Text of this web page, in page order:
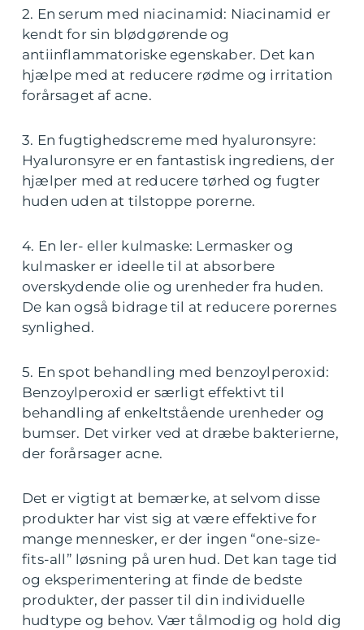
2. En serum med niacinamid: Niacinamid er
kendt for sin blødgørende og
antiinflammatoriske egenskaber. Det kan
hjælpe med at reducere rødme og irritation
forårsaget af acne.
3. En fugtighedscreme med hyaluronsyre:
Hyaluronsyre er en fantastisk ingrediens, der
hjælper med at reducere tørhed og fugter
huden uden at tilstoppe porerne.
4. En ler- eller kulmaske: Lermasker og
kulmasker er ideelle til at absorbere
overskydende olie og urenheder fra huden.
De kan også bidrage til at reducere porernes
synlighed.
5. En spot behandling med benzoylperoxid:
Benzoylperoxid er særligt effektivt til
behandling af enkeltstående urenheder og
bumser. Det virker ved at dræbe bakterierne,
der forårsager acne.
Det er vigtigt at bemærke, at selvom disse
produkter har vist sig at være effektive for
mange mennesker, er der ingen “one-size-
fits-all” løsning på uren hud. Det kan tage tid
og eksperimentering at finde de bedste
produkter, der passer til din individuelle
hudtype og behov. Vær tålmodig og hold dig